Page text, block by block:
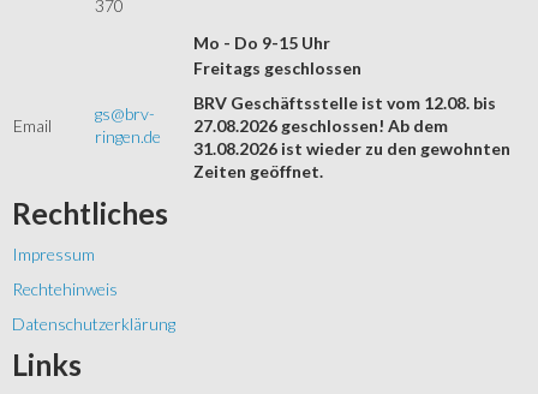
370
Mo - Do 9-15 Uhr
Email
gs@brv-
ringen.de
Freitags geschlossen
BRV Geschäftsstelle ist vom 12.08. bis
27.08.2026 geschlossen! Ab dem
31.08.2026 ist wieder zu den gewohnten
Zeiten geöffnet.
Rechtliches
Impressum
Rechtehinweis
Datenschutzerklärung
Links